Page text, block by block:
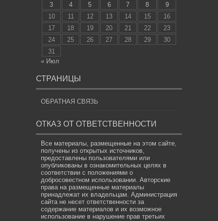
3
4 5 6 7 8
9
10
11 12 13 14 15
16
17
18 19 20 21 22
23
24
25 26 27 28 29
30
31
« Июл
СТРАНИЦЫ
ОБРАТНАЯ СВЯЗЬ
ОТКАЗ ОТ ОТВЕТСТВЕННОСТИ
Все материалы, размещенные на этом сайте,
получены из открытых источников,
предоставлены пользователями или
опубликованы в ознакомительных целях в
соответствии с положениями о
добросовестном использовании. Авторские
права на размещенные материалы
принадлежат их владельцам. Администрация
сайта не несет ответственности за
содержание материалов и их возможное
использование в нарушение прав третьих